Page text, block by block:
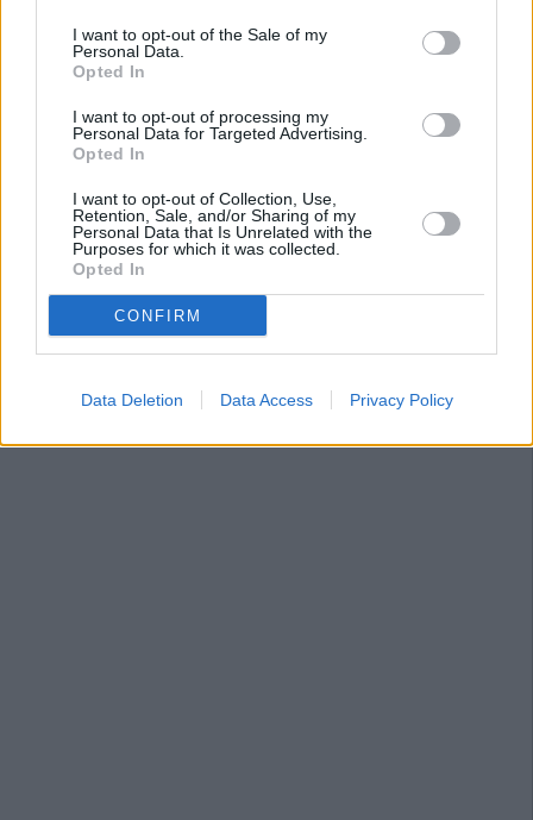
I want to opt-out of the Sale of my
Personal Data.
Opted In
I want to opt-out of processing my
Personal Data for Targeted Advertising.
Opted In
I want to opt-out of Collection, Use,
Retention, Sale, and/or Sharing of my
Personal Data that Is Unrelated with the
Purposes for which it was collected.
Opted In
CONFIRM
Data Deletion Data Access Privacy Policy
dejen de mentir y escuchen a la gente”.